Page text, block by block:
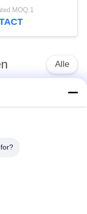
antenne
drone jammer
MOQ:1
Alle
jammermodule